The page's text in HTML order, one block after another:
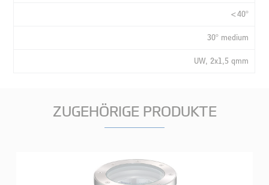
<40°
30° medium
UW, 2x1,5 qmm
ZUGEHÖRIGE PRODUKTE